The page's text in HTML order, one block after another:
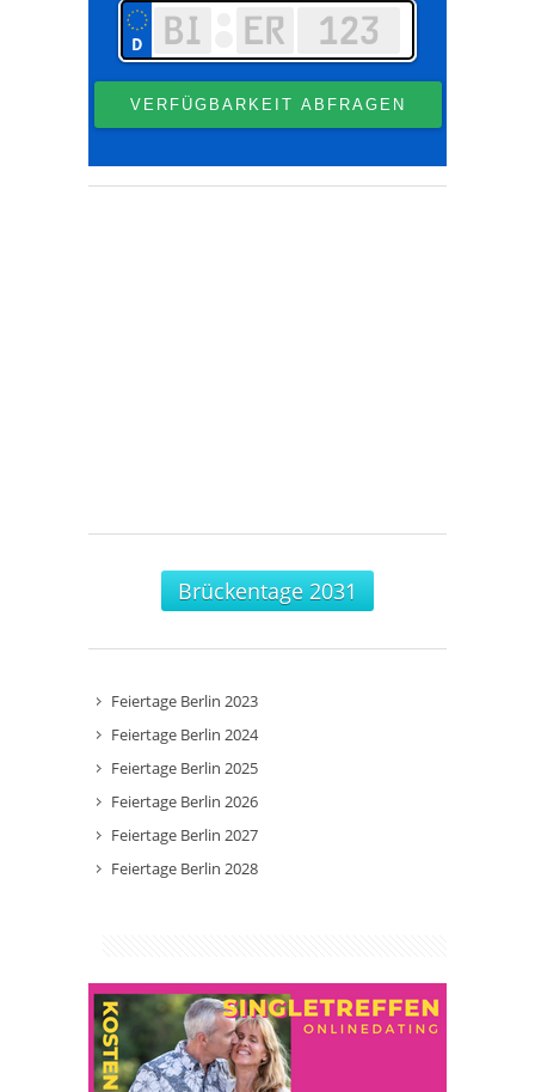
Brückentage 2031
Feiertage Berlin 2023
Feiertage Berlin 2024
Feiertage Berlin 2025
Feiertage Berlin 2026
Feiertage Berlin 2027
Feiertage Berlin 2028